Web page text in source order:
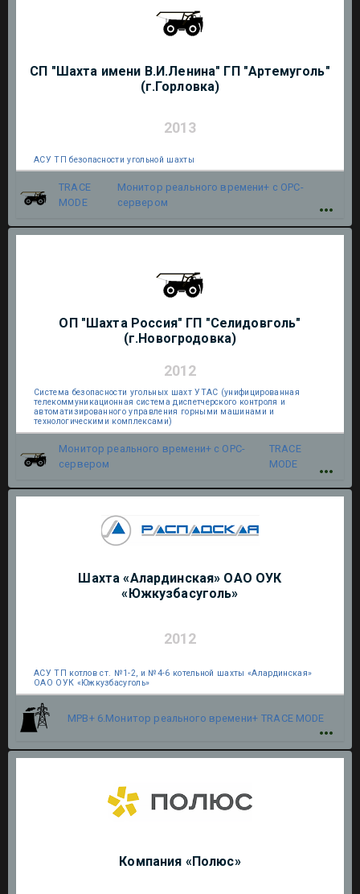
СП "Шахта имени В.И.Ленина" ГП "Артемуголь"
(г.Горловка)
2013
АСУ ТП безопасности угольной шахты
TRACE
MODE
Монитор реального времени+ с OPC-
сервером
ОП "Шахта Россия" ГП "Селидовголь"
(г.Новогродовка)
2012
Система безопасности угольных шахт УТАС (унифицированная
телекоммуникационная система диспетчерского контроля и
автоматизированного управления горными машинами и
технологическими комплексами)
Монитор реального времени+ с OPC-
сервером
TRACE
MODE
Шахта «Алардинская» ОАО ОУК
«Южкузбасуголь»
2012
АСУ ТП котлов ст. №1-2, и №4-6 котельной шахты «Алардинская»
ОАО ОУК «Южкузбасуголь»
МРВ+ 6.Монитор реального времени+ TRACE MODE
Компания «Полюс»